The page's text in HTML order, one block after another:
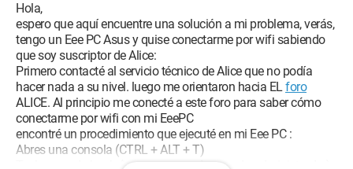
Hola,
espero que aquí encuentre una solución a mi problema, verás,
tengo un Eee PC Asus y quise conectarme por wifi sabiendo
que soy suscriptor de Alice:
Primero contacté al servicio técnico de Alice que no podía
hacer nada a su nivel. luego me orientaron hacia ELforo
ALICE. Al principio me conecté a este foro para saber cómo
conectarme por wifi con mi EeePC
encontré un procedimiento que ejecuté en mi Eee PC :
Abres una consola (CTRL + ALT + T)
Tecleas: sudo bash (ingresa en modo pseudo administrador)